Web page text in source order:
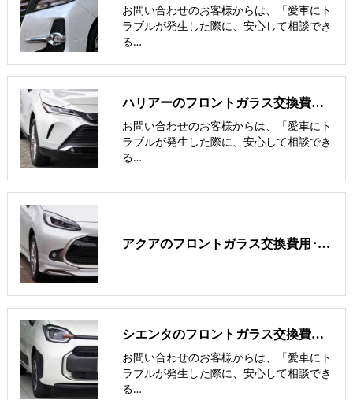
お問い合わせのお客様からは、「愛車にト
ラブルが発生した際に、安心して相談でき
る…
ハリアーのフロントガラス交換費用･飛び石修理費用･低価格ガラス紹介
お問い合わせのお客様からは、「愛車にト
ラブルが発生した際に、安心して相談でき
る…
アクアのフロントガラス交換費用･飛び石修理費用･低価格ガラスの紹介
シエンタのフロントガラス交換費用･飛び石修理費用･低価格ガラス紹介
お問い合わせのお客様からは、「愛車にト
ラブルが発生した際に、安心して相談でき
る…